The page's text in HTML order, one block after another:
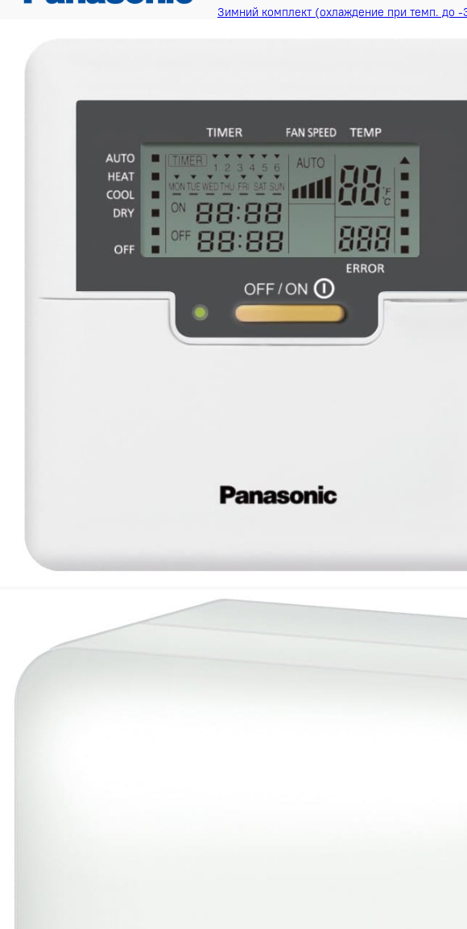
Длинна в упаковке наружного блока
105 см
Документация
TZ Instalation.pdf
Каталог Panasonic 2024-2025.pdf
С этим товаром покупают
Зимний комплект (охлаждение при